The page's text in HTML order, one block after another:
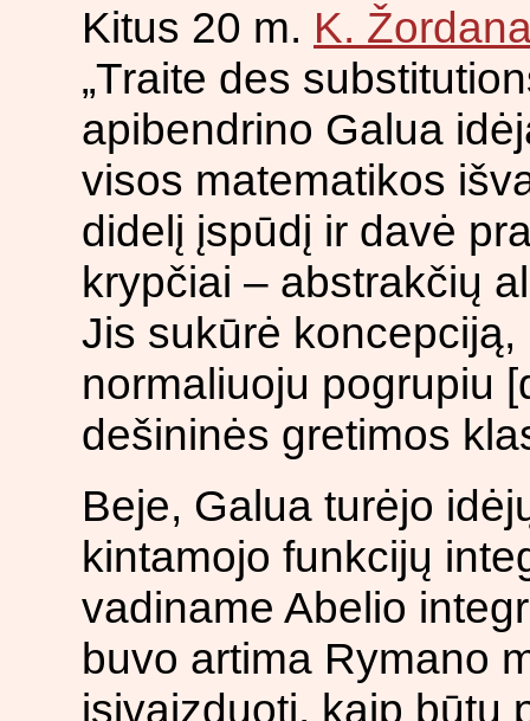
Kitus 20 m. K.
„Traite des
apibendrino Galua
visos matematikos
didelį įspūdį ir davė
krypčiai – abstrakčių
Jis sukūrė
normaliuoju pogrupiu
dešininės gretimos
Beje, Galua turėjo
kintamojo funkcijų
vadiname Abelio
buvo artima Rymano
įsivaizduoti, kaip būtų